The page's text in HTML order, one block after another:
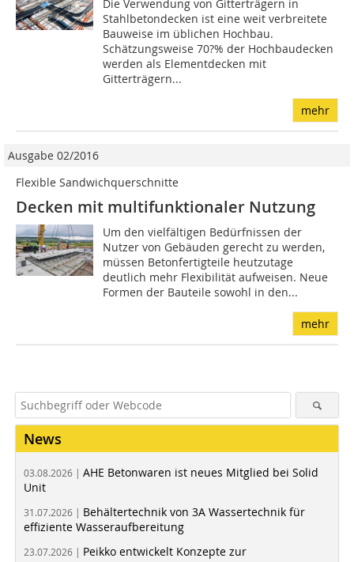
Die Verwendung von Gitterträgern in
Stahlbetondecken ist eine weit verbreitete
Bauweise im üblichen Hochbau.
Schätzungsweise 70?% der Hochbaudecken
werden als Elementdecken mit
Gitterträgern...
mehr
Ausgabe 02/2016
Flexible Sandwichquerschnitte
Decken mit multifunktionaler Nutzung
Um den vielfältigen Bedürfnissen der
Nutzer von Gebäuden gerecht zu werden,
müssen Betonfertigteile heutzutage
deutlich mehr Flexibilität aufweisen. Neue
Formen der Bauteile sowohl in den...
mehr
News
03.08.2026 | AHE Betonwaren ist neues Mitglied bei Solid
Unit
31.07.2026 | Behältertechnik von 3A Wassertechnik für
effiziente Wasseraufbereitung
23.07.2026 | Peikko entwickelt Konzepte zur